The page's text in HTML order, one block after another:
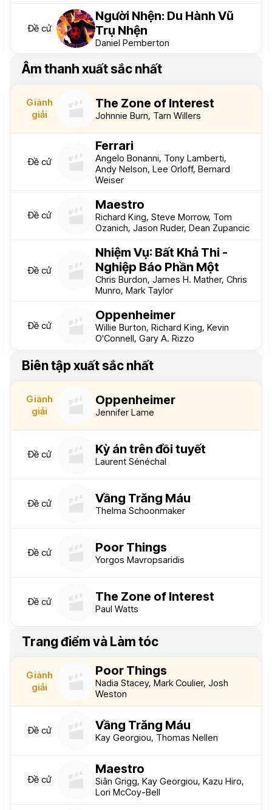
Đề cử
Người Nhện: Du Hành Vũ
Trụ Nhện
Daniel Pemberton
Âm thanh xuất sắc nhất
Giành
giải
The Zone of Interest
Johnnie Burn, Tarn Willers
Đề cử
Ferrari
Angelo Bonanni, Tony Lamberti,
Andy Nelson, Lee Orloff, Bernard
Weiser
Đề cử
Maestro
Richard King, Steve Morrow, Tom
Ozanich, Jason Ruder, Dean Zupancic
Đề cử
Nhiệm Vụ: Bất Khả Thi -
Nghiệp Báo Phần Một
Chris Burdon, James H. Mather, Chris
Munro, Mark Taylor
Đề cử
Oppenheimer
Willie Burton, Richard King, Kevin
O'Connell, Gary A. Rizzo
Biên tập xuất sắc nhất
Giành
giải
Oppenheimer
Jennifer Lame
Đề cử Kỳ án trên đồi tuyết
Laurent Sénéchal
Đề cử Vầng Trăng Máu
Thelma Schoonmaker
Đề cử Poor Things
Yorgos Mavropsaridis
Đề cử The Zone of Interest
Paul Watts
Trang điểm và Làm tóc
Giành
giải
Poor Things
Nadia Stacey, Mark Coulier, Josh
Weston
Đề cử Vầng Trăng Máu
Kay Georgiou, Thomas Nellen
Đề cử
Maestro
Siân Grigg, Kay Georgiou, Kazu Hiro,
Lori McCoy-Bell